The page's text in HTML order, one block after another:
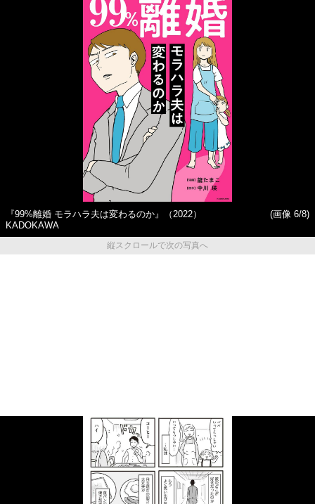
『99%離婚 モラハラ夫は変わるのか』（2022）
KADOKAWA
(画像 6/8)
縦スクロールで次の写真へ